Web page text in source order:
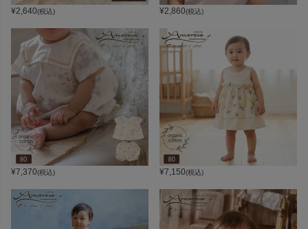
¥2,640(税込) ¥2,860(税込)
¥7,370(税込) ¥7,150(税込)